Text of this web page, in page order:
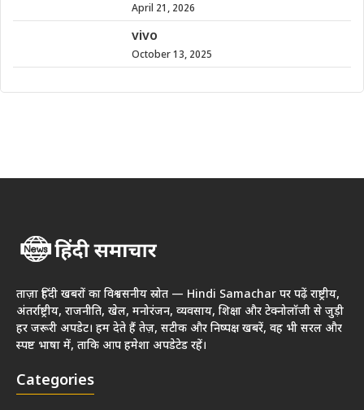
April 21, 2026
vivo
October 13, 2025
ताज़ा हिंदी खबरों का विश्वसनीय स्रोत — Hindi Samachar पर पढ़ें राष्ट्रीय,
अंतर्राष्ट्रीय, राजनीति, खेल, मनोरंजन, व्यवसाय, शिक्षा और टेक्नोलॉजी से जुड़ी
हर जरूरी अपडेट। हम देते हैं तेज़, सटीक और निष्पक्ष खबरें, वह भी सरल और
स्पष्ट भाषा में, ताकि आप हमेशा अपडेटेड रहें।
Categories